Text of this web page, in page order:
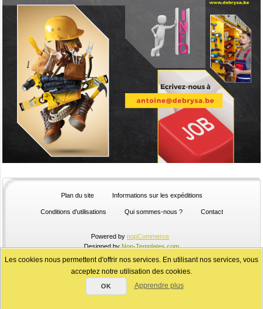
Plan du site Informations sur les expéditions
Conditions d'utilisations Qui sommes-nous ? Contact
Powered by nopCommerce
Designed byNop-Templates.com
Designed by
Copyright © 2026 Quincaillerie de BRY SA. Tous droits
Les cookies nous permettent d'offrir nos services. En utilisant nos services, vous
acceptez notre utilisation des cookies.
OK Apprendre plus